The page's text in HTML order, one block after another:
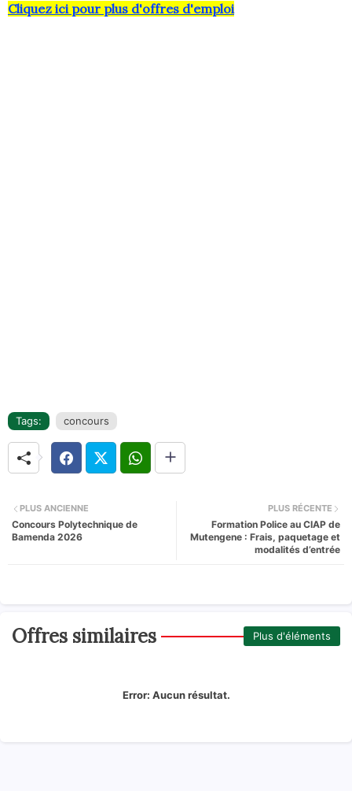
Cliquez ici pour plus d'offres d'emploi
Tags: concours
PLUS RÉCENTE
Formation Police au CIAP de
Mutengene : Frais, paquetage et
modalités d’entrée
PLUS ANCIENNE
Concours Polytechnique de
Bamenda 2026
Offres similaires Plus d'éléments
Error: Aucun résultat.